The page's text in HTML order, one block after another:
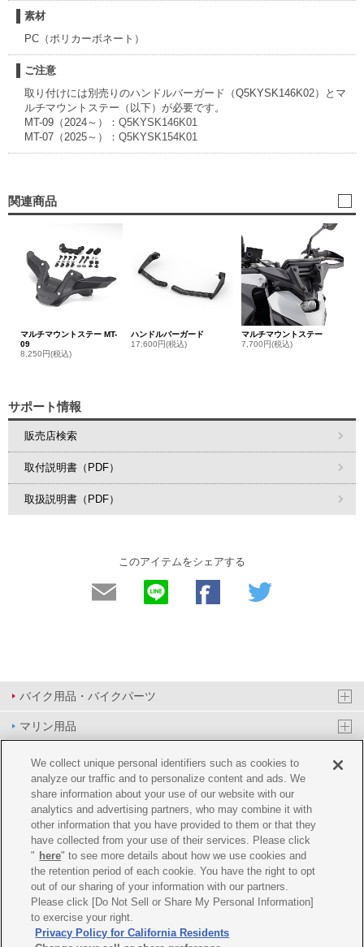
素材
PC（ポリカーボネート）
ご注意
取り付けには別売りのハンドルバーガード（Q5KYSK146K02）とマ
ルチマウントステー（以下）が必要です。
MT-09（2024～）： Q5KYSK146K01
MT-07（2025～）： Q5KYSK154K01
関連商品
マルチマウントステー MT-
09
8,250円(税込)
ハンドルバーガード
17,600円(税込)
マルチマウントステー
7,700円(税込)
サポート情報
販売店検索
取付説明書（PDF）
取扱説明書（PDF）
このアイテムをシェアする
バイク用品・バイクパーツ
マリン用品
PAS/YPJ用品
その他用品
イベント&エンターテイメント
オンラインショップ
企業情報
ご利用規約 推薦環境 プライバシーポリシー Cookie ポリシー
We collect unique personal identifiers such as cookies to
analyze our traffic and to personalize content and ads. We
share information about your use of our website with our
analytics and advertising partners, who may combine it with
other information that you have provided to them or that they
have collected from your use of their services. Please click
" here" to see more details about how we use cookies and
the retention period of each cookie. You have the right to opt
out of our sharing of your information with our partners.
Please click [Do Not Sell or Share My Personal Information]
to exercise your right.
Privacy Policy for California Residents